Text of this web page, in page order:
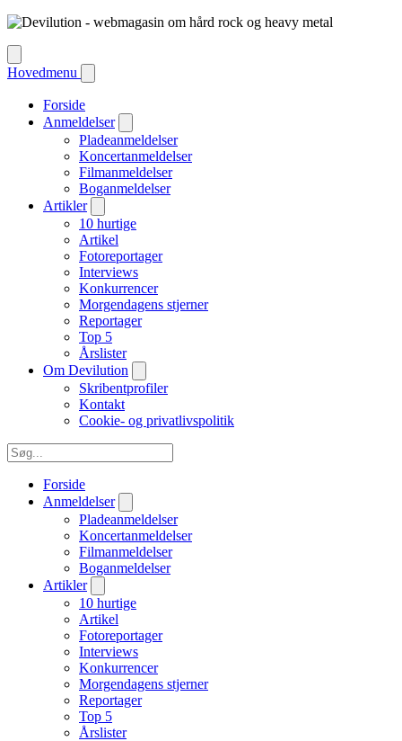
Hovedmenu
Forside
Anmeldelser
Pladeanmeldelser
Koncertanmeldelser
Filmanmeldelser
Boganmeldelser
Artikler
10 hurtige
Artikel
Fotoreportager
Interviews
Konkurrencer
Morgendagens stjerner
Reportager
Top 5
Årslister
Om Devilution
Skribentprofiler
Kontakt
Cookie- og privatlivspolitik
Forside
Anmeldelser
Pladeanmeldelser
Koncertanmeldelser
Filmanmeldelser
Boganmeldelser
Artikler
10 hurtige
Artikel
Fotoreportager
Interviews
Konkurrencer
Morgendagens stjerner
Reportager
Top 5
Årslister